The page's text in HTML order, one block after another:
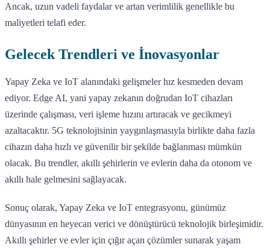
Ancak, uzun vadeli faydalar ve artan verimlilik genellikle bu
maliyetleri telafi eder.
Gelecek Trendleri ve İnovasyonlar
Yapay Zeka ve IoT alanındaki gelişmeler hız kesmeden devam
ediyor. Edge AI, yani yapay zekanın doğrudan IoT cihazları
üzerinde çalışması, veri işleme hızını artıracak ve gecikmeyi
azaltacaktır. 5G teknolojisinin yaygınlaşmasıyla birlikte daha fazla
cihazın daha hızlı ve güvenilir bir şekilde bağlanması mümkün
olacak. Bu trendler, akıllı şehirlerin ve evlerin daha da otonom ve
akıllı hale gelmesini sağlayacak.
Sonuç olarak, Yapay Zeka ve IoT entegrasyonu, günümüz
dünyasının en heyecan verici ve dönüştürücü teknolojik birleşimidir.
Akıllı şehirler ve evler için çığır açan çözümler sunarak yaşam